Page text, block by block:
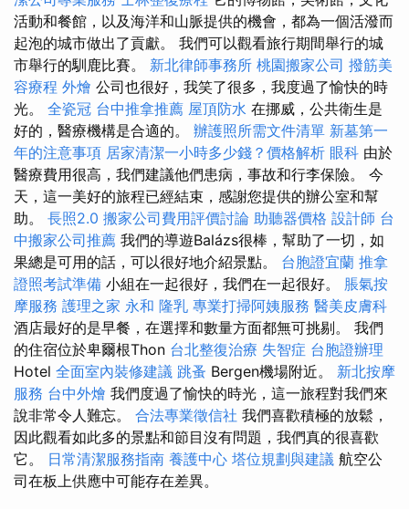
活動和餐館，以及海洋和山脈提供的機會，都為一個活潑而
起泡的城市做出了貢獻。 我們可以觀看旅行期間舉行的城
市舉行的馴鹿比賽。 新北律師事務所 桃園搬家公司 撥筋美
容療程 外燴 公司也很好，我笑了很多，我度過了愉快的時
光。 全瓷冠 台中推拿推薦 屋頂防水 在挪威，公共衛生是
好的，醫療機構是合適的。 辦護照所需文件清單 新墓第一
年的注意事項 居家清潔一小時多少錢？價格解析 眼科 由於
醫療費用很高，我們建議他們患病，事故和行李保險。 今
天，這一美好的旅程已經結束，感謝您提供的辦公室和幫
助。 長照2.0 搬家公司費用評價討論 助聽器價格 設計師 台
中搬家公司推薦 我們的導遊Balázs很棒，幫助了一切，如
果總是可用的話，可以很好地介紹景點。 台胞證宜蘭 推拿
證照考試準備 小組在一起很好，我們在一起很好。 脹氣按
摩服務 護理之家 永和 隆乳 專業打掃阿姨服務 醫美皮膚科
酒店最好的是早餐，在選擇和數量方面都無可挑剔。 我們
的住宿位於卑爾根Thon 台北整復治療 失智症 台胞證辦理
Hotel 全面室內裝修建議 跳蚤 Bergen機場附近。 新北按摩
服務 台中外燴 我們度過了愉快的時光，這一旅程對我們來
說非常令人難忘。 合法專業徵信社 我們喜歡積極的放鬆，
因此觀看如此多的景點和節目沒有問題，我們真的很喜歡
它。 日常清潔服務指南 養護中心 塔位規劃與建議 航空公
司在板上供應中可能存在差異。